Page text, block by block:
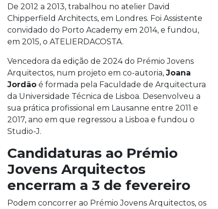
De 2012 a 2013, trabalhou no atelier David
Chipperfield Architects, em Londres. Foi Assistente
convidado do Porto Academy em 2014, e fundou,
em 2015, o ATELIERDACOSTA.
Vencedora da edição de 2024 do Prémio Jovens
Arquitectos, num projeto em co-autoria, Joana
Jordão é formada pela Faculdade de Arquitectura
da Universidade Técnica de Lisboa. Desenvolveu a
sua prática profissional em Lausanne entre 2011 e
2017, ano em que regressou a Lisboa e fundou o
Studio-J.
Candidaturas ao Prémio
Jovens Arquitectos
encerram a 3 de fevereiro
Podem concorrer ao Prémio Jovens Arquitectos, os